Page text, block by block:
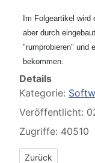
Im Folgeartikel
aber durch
"rumprobieren" und
bekommen.
Details
Kategorie:
Veröffentlicht:
Zugriffe: 40510
Vorheriger
Zurück